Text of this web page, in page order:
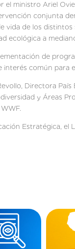
ministro Ariel
conjunta
de los
ecológica a
de
común para
Directora
y Áreas
Estratégica, el